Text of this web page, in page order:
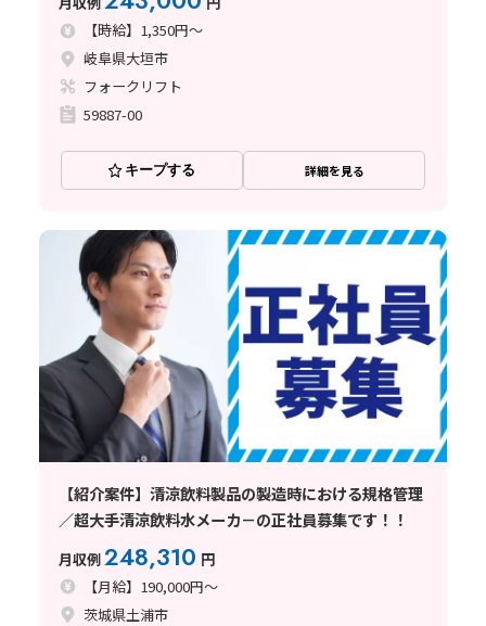
【時給】1,350円～
岐阜県大垣市
フォークリフト
59887-00
キープする 詳細を見る
【紹介案件】清涼飲料製品の製造時における規格管理
／超大手清涼飲料水メーカ－の正社員募集です！！
月収例248,310 円
【月給】190,000円～
茨城県土浦市